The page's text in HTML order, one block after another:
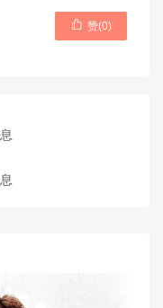
 赞(0)